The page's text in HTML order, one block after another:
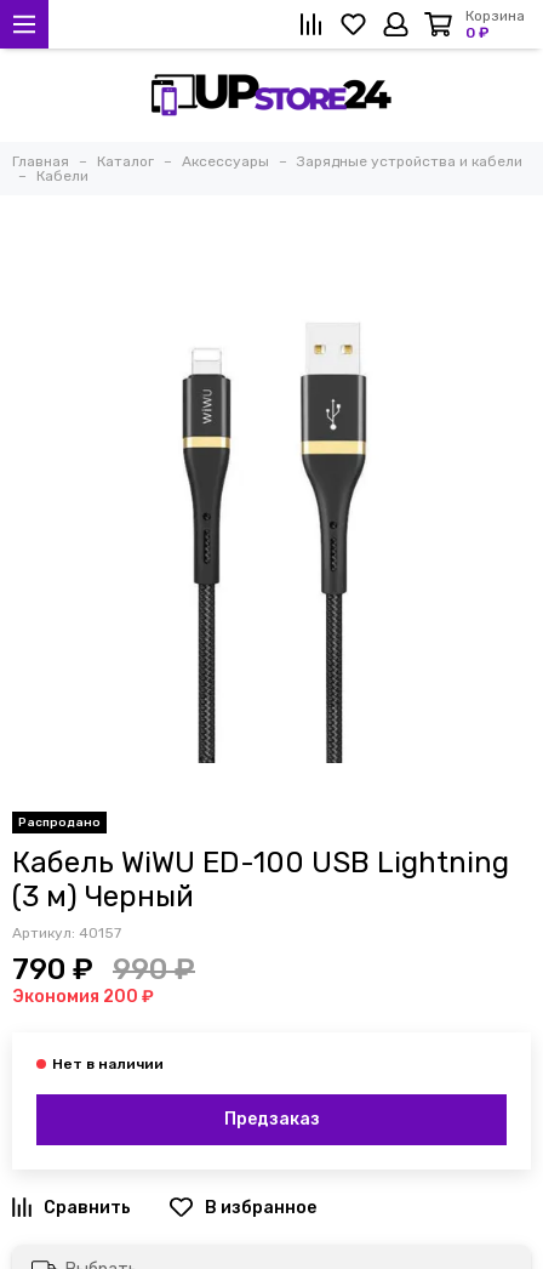
Корзина
0 ₽
Главная Каталог Аксессуары
Зарядные устройства и кабели
Кабели
Распродано
Кабель WiWU ED-100 USB Lightning
(3 м) Черный
Артикул: 40157
790 ₽ 990 ₽
Экономия 200 ₽
Предзаказ